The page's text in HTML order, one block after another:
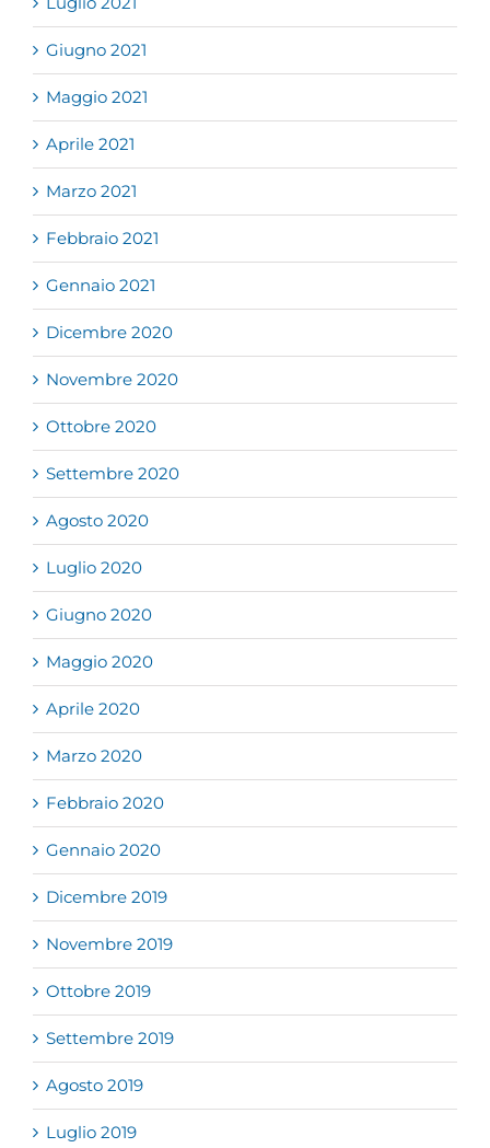
Giugno 2021
Maggio 2021
Aprile 2021
Marzo 2021
Febbraio 2021
Gennaio 2021
Dicembre 2020
Novembre 2020
Ottobre 2020
Settembre 2020
Agosto 2020
Luglio 2020
Giugno 2020
Maggio 2020
Aprile 2020
Marzo 2020
Febbraio 2020
Gennaio 2020
Dicembre 2019
Novembre 2019
Ottobre 2019
Settembre 2019
Agosto 2019
Luglio 2019